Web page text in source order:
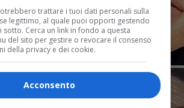
trattare i tuoi dati personali sulla
legittimo, al quale puoi opporti gestendo
sotto. Cerca un link in fondo a questa
del sito per gestire o revocare il consenso
della privacy e dei cookie.
Acconsento